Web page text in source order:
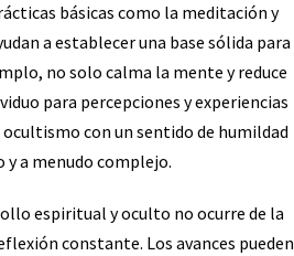
básicas como la meditación y
a establecer una base sólida para
no solo calma la mente y reduce
para percepciones y experiencias
con un sentido de humildad
y a menudo complejo.
espiritual y oculto no ocurre de la
constante. Los avances pueden